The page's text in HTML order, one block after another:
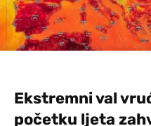
Ekstremni val
početku ljeta